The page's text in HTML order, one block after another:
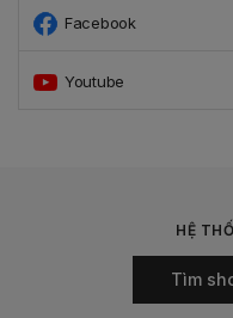
Facebook
Youtube
HỆ
Tìm